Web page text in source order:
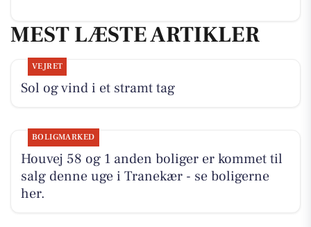
MEST LÆSTE ARTIKLER
VEJRET
Sol og vind i et stramt tag
BOLIGMARKED
Houvej 58 og 1 anden boliger er kommet til
salg denne uge i Tranekær - se boligerne
her.